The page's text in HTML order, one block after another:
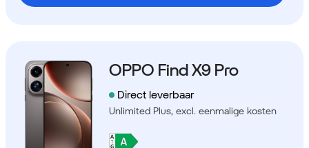
OPPO Find X9 Pro
Direct leverbaar
Unlimited Plus, excl. eenmalige kosten